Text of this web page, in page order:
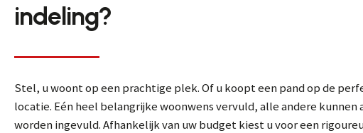
indeling?
Stel, u woont op een prachtige plek. Of u koopt een pand op de
locatie. Eén heel belangrijke woonwens vervuld, alle andere kunnen
worden ingevuld. Afhankelijk van uw budget kiest u voor een